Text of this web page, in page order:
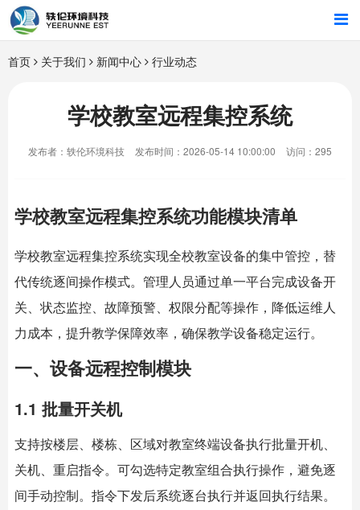
首页
行业解决方案
智能硬件
关于我们
首页 关于我们 新闻中心 行业动态
学校教室远程集控系统
发布者：轶伦环境科技 发布时间：2026-05-14 10:00:00 访问：295
学校教室远程集控系统功能模块清单
学校教室远程集控系统实现全校教室设备的集中管控，替
代传统逐间操作模式。管理人员通过单一平台完成设备开
关、状态监控、故障预警、权限分配等操作，降低运维人
力成本，提升教学保障效率，确保教学设备稳定运行。
一、设备远程控制模块
1.1 批量开关机
支持按楼层、楼栋、区域对教室终端设备执行批量开机、
关机、重启指令。可勾选特定教室组合执行操作，避免逐
间手动控制。指令下发后系统逐台执行并返回执行结果。